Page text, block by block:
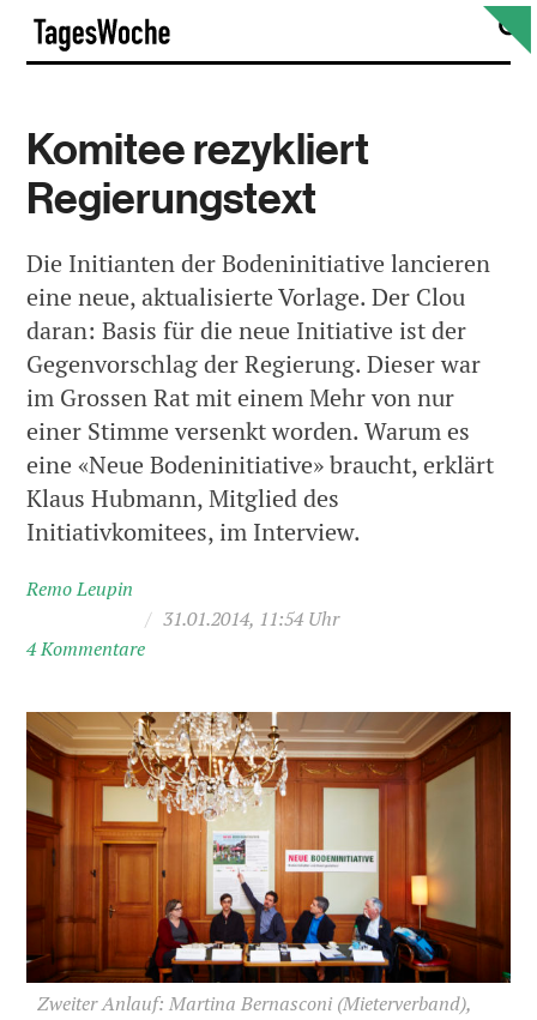
Skip
content
Komitee rezykliert
Regierungstext
Die Initianten der Bodeninitiative lancieren
eine neue, aktualisierte Vorlage. Der Clou
daran: Basis für die neue Initiative ist der
Gegenvorschlag der Regierung. Dieser war
im Grossen Rat mit einem Mehr von nur
einer Stimme versenkt worden. Warum es
eine «Neue Bodeninitiative» braucht, erklärt
Klaus Hubmann, Mitglied des
Initiativkomitees, im Interview.
Remo Leupin
/ 31.01.2014, 11:54 Uhr
4 Kommentare
Zweiter Anlauf: Martina Bernasconi (Mieterverband),